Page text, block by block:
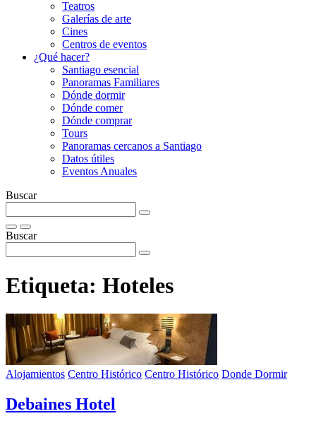
Teatros
Galerí­as de arte
Cines
Centros de eventos
¿Qué hacer?
Santiago esencial
Panoramas Familiares
Dónde dormir
Dónde comer
Dónde comprar
Tours
Panoramas cercanos a Santiago
Datos útiles
Eventos Anuales
Buscar
Buscar
Etiqueta: Hoteles
Alojamientos Centro Histórico Centro Histórico Donde Dormir
Debaines Hotel